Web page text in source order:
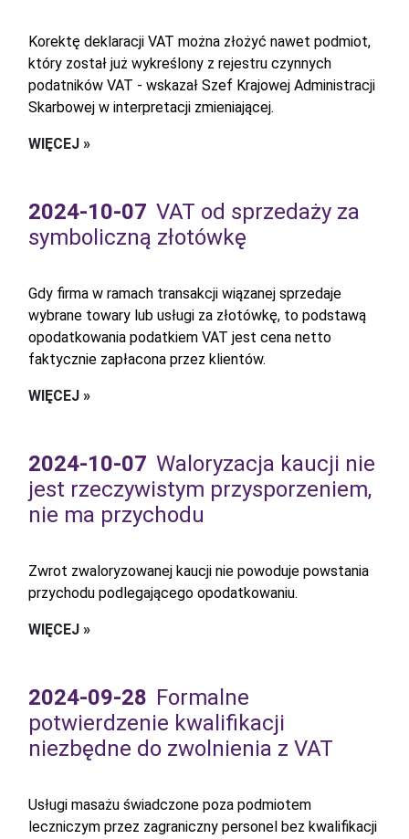
Korektę deklaracji VAT można złożyć nawet podmiot,
który został już wykreślony z rejestru czynnych
podatników VAT - wskazał Szef Krajowej Administracji
Skarbowej w interpretacji zmieniającej.
WIĘCEJ »
2024-10-07 VAT od sprzedaży za
symboliczną złotówkę
Gdy firma w ramach transakcji wiązanej sprzedaje
wybrane towary lub usługi za złotówkę, to podstawą
opodatkowania podatkiem VAT jest cena netto
faktycznie zapłacona przez klientów.
WIĘCEJ »
2024-10-07 Waloryzacja kaucji nie
jest rzeczywistym przysporzeniem,
nie ma przychodu
Zwrot zwaloryzowanej kaucji nie powoduje powstania
przychodu podlegającego opodatkowaniu.
WIĘCEJ »
2024-09-28 Formalne
potwierdzenie kwalifikacji
niezbędne do zwolnienia z VAT
Usługi masażu świadczone poza podmiotem
leczniczym przez zagraniczny personel bez kwalifikacji